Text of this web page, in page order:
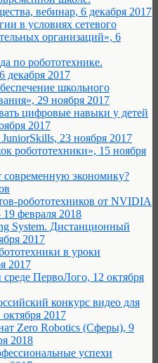
вебинар, 6 декабря 2017
в условиях сетевого
организаций», 6
по робототехнике.
декабря 2017
школьного
29 ноября 2017
цифровые навыки у детей
2017
23 ноября 2017
робототехники», 15 ноября
современную экономику?
робототехников от NVIDIA
февраля 2018
System. Дистанционный
2017
в уроки
2017
ПервоЛого, 12 октября
конкурс видео для
2017
Zero Robotics (Сферы), 9
2018
успехи